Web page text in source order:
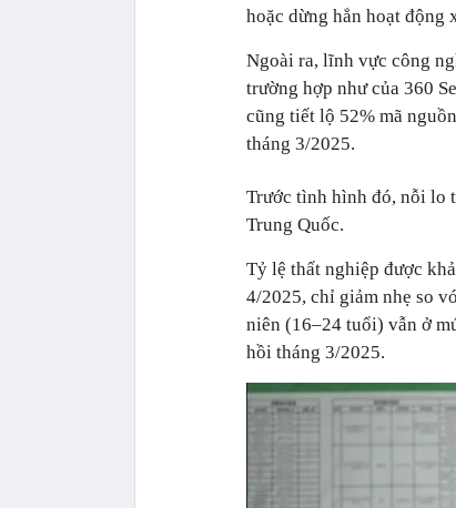
hoặc dừng hẳn hoạt động
Ngoài ra, lĩnh vực công
trường hợp như của 360
cũng tiết lộ 52% mã
tháng 3/2025.
Trước tình hình đó, nỗi lo
Trung Quốc.
Tỷ lệ thất nghiệp được
4/2025, chỉ giảm nhẹ so
niên (16–24 tuổi) vẫn ở
hồi tháng 3/2025.